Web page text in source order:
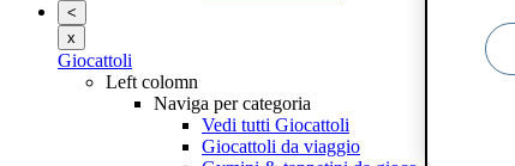
<
x
Giocattoli
Left colomn
Naviga per categoria
Vedi tutti Giocattoli
Giocattoli da viaggio